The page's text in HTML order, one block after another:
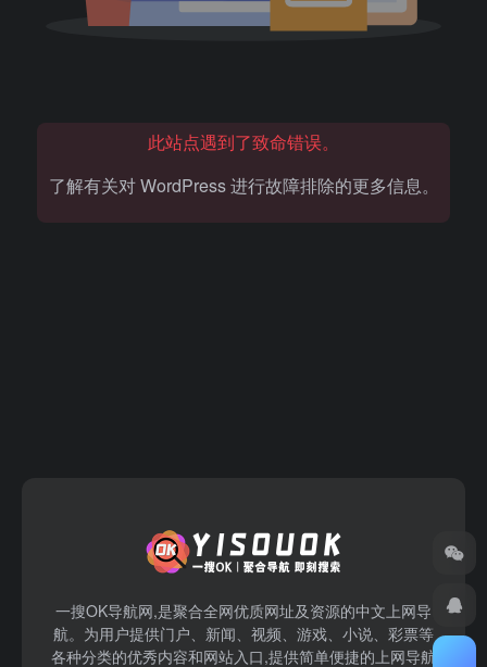
此站点遇到了致命错误。
了解有关对 WordPress 进行故障排除的更多信息。
一搜OK导航网,是聚合全网优质网址及资源的中文上网导
航。为用户提供门户、新闻、视频、游戏、小说、彩票等
各种分类的优秀内容和网站入口,提供简单便捷的上网导航